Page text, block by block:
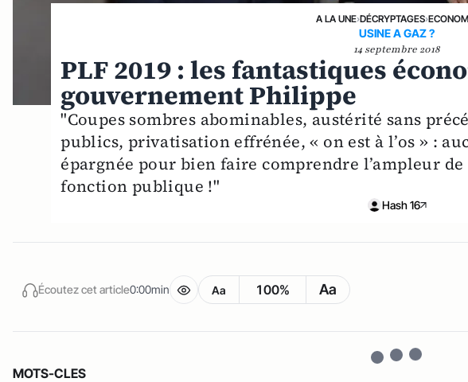
A LA UNE›DÉCRYPTAGES›
USINE A GAZ ?
14 septembre 2018
PLF 2019 : les fantastiques
gouvernement Philippe
"Coupes sombres abominables, austérité sans
publics, privatisation effrénée, « on est à l’os » :
épargnée pour bien faire comprendre l’ampleur
fonction publique !"
Hash 16
Écoutez cet article0:00min Aa 100% Aa
MOTS-CLES